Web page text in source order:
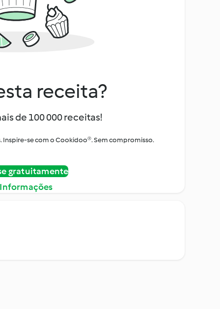
receita?
de 100 000 receitas!
Inspire-se com o Cookidoo®. Sem compromisso.
gratuitamente